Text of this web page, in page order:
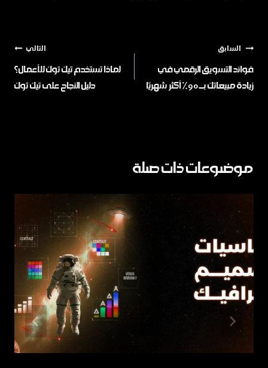
السابق
فوائد التسويق الرقمي في
زيادة مبيعاتك بـ 90% أكثر شهريًا
التالي
لماذا تستخدم تيك توك للأعمال؟
دليل النجاح على تيك توك
موضوعات ذات صلة